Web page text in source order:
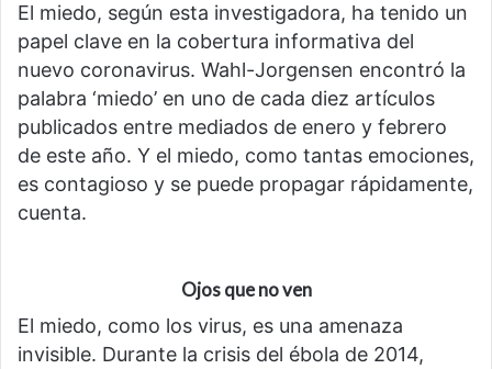
El miedo, según esta investigadora, ha tenido un
papel clave en la cobertura informativa del
nuevo coronavirus. Wahl-Jorgensen encontró la
palabra ‘miedo’ en uno de cada diez artículos
publicados entre mediados de enero y febrero
de este año. Y el miedo, como tantas emociones,
es contagioso y se puede propagar rápidamente,
cuenta.
Ojos que no ven
El miedo, como los virus, es una amenaza
invisible. Durante la crisis del ébola de 2014,